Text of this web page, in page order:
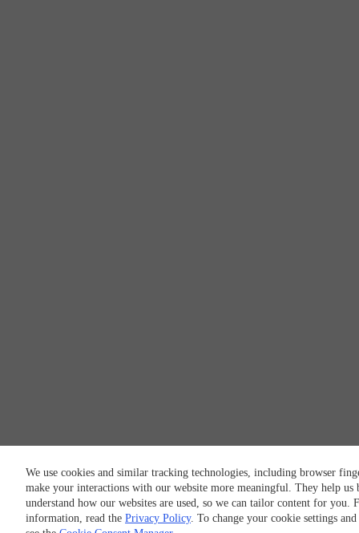
We use cookies and similar tracking technologies, including browser
make your interactions with our website more meaningful. They help us
understand how our websites are used, so we can tailor content for you.
information, read the Privacy Policy. To change your cookie settings and